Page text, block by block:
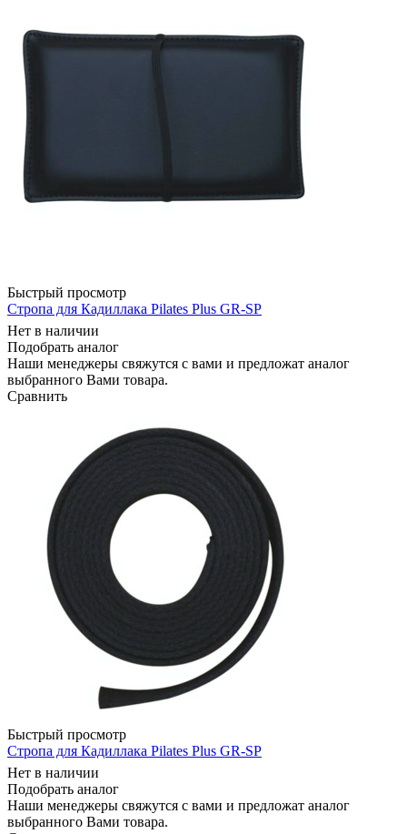
Быстрый просмотр
Стропа для Кадиллака Pilates Plus GR-SP
Нет в наличии
Подобрать аналог
Наши менеджеры свяжутся с вами и предложат аналог
выбранного Вами товара.
Сравнить
Быстрый просмотр
Стропа для Кадиллака Pilates Plus GR-SP
Нет в наличии
Подобрать аналог
Наши менеджеры свяжутся с вами и предложат аналог
выбранного Вами товара.